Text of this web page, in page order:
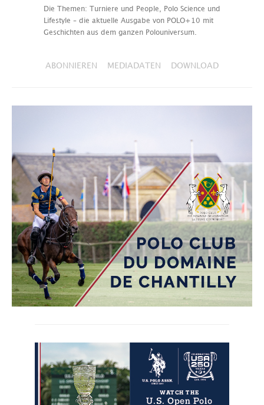
Die Themen: Turniere und People, Polo Science und
Lifestyle – die aktuelle Ausgabe von POLO+10 mit
Geschichten aus dem ganzen Polouniversum.
ABONNIEREN MEDIADATEN DOWNLOAD